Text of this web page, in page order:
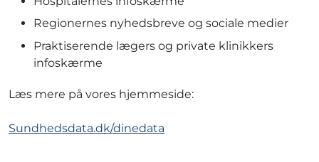
Regionernes nyhedsbreve og sociale medier
Praktiserende lægers og private klinikkers
infoskærme
Læs mere på vores hjemmeside:
Sundhedsdata.dk/dinedata